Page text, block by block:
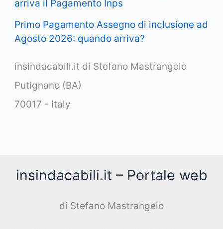
arriva il Pagamento Inps
Primo Pagamento Assegno di inclusione ad
Agosto 2026: quando arriva?
insindacabili.it di Stefano Mastrangelo
Putignano (BA)
70017 - Italy
insindacabili.it – Portale web
di Stefano Mastrangelo